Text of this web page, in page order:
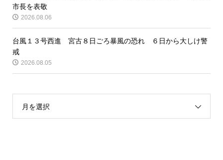
市長を表敬
2026.08.06
台風１３号西進 宮古８日ごろ暴風の恐れ ６日から大しけ警
戒
2026.08.05
月を選択